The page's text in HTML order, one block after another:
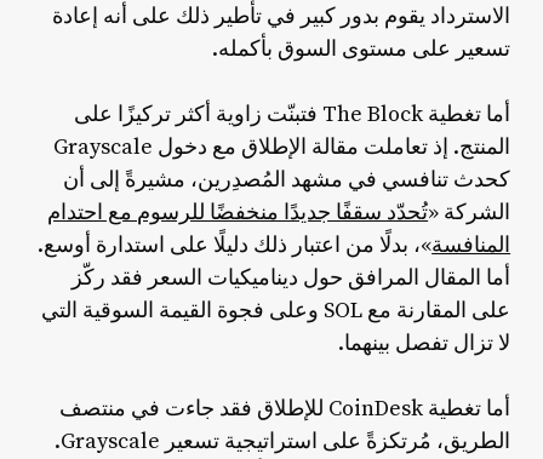
الاسترداد يقوم بدور كبير في تأطير ذلك على أنه إعادة
تسعير على مستوى السوق بأكمله.
أما تغطية The Block فتبنّت زاوية أكثر تركيزًا على
المنتج. إذ تعاملت مقالة الإطلاق مع دخول Grayscale
كحدث تنافسي في مشهد المُصدِرين، مشيرةً إلى أن
الشركة «تُحدّد سقفًا جديدًا منخفضًا للرسوم مع احتدام
المنافسة»، بدلًا من اعتبار ذلك دليلًا على استدارة أوسع.
أما المقال المرافق حول ديناميكيات السعر فقد ركّز
على المقارنة مع SOL وعلى فجوة القيمة السوقية التي
لا تزال تفصل بينهما.
أما تغطية CoinDesk للإطلاق فقد جاءت في منتصف
الطريق، مُرتكزةً على استراتيجية تسعير Grayscale.